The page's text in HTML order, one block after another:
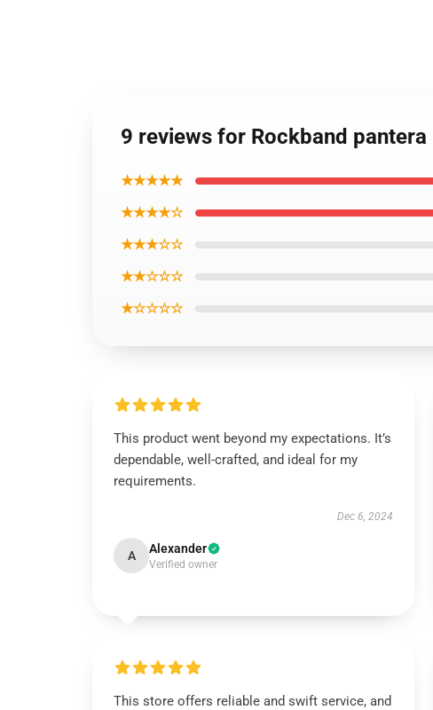
9 reviews for Rockband
★★★★★
★★★★☆
★★★☆☆
★★☆☆☆
★☆☆☆☆
This product went beyond my expectations. It’s
dependable, well-crafted, and ideal for my
requirements.
Dec 6, 2024
A Alexander
Verified owner
This store offers reliable and swift service, and